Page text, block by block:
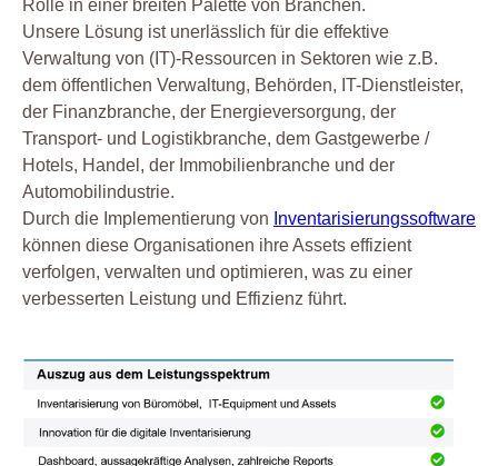
Rolle in einer breiten Palette von Branchen.
Unsere Lösung ist unerlässlich für die effektive
Verwaltung von (IT)-Ressourcen in Sektoren wie z.B.
dem öffentlichen Verwaltung, Behörden, IT-Dienstleister,
der Finanzbranche, der Energieversorgung, der
Transport- und Logistikbranche, dem Gastgewerbe /
Hotels, Handel, der Immobilienbranche und der
Automobilindustrie.
Durch die Implementierung von Inventarisierungssoftware
können diese Organisationen ihre Assets effizient
verfolgen, verwalten und optimieren, was zu einer
verbesserten Leistung und Effizienz führt.